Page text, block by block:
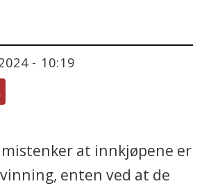
- 10:19
at innkjøpene er
enten ved at de